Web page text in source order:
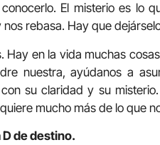
El misterio es lo
rebasa. Hay que
Hay en la vida muchas
nuestra, ayúdanos a
su claridad y su
mucho más de lo que
D de destino.